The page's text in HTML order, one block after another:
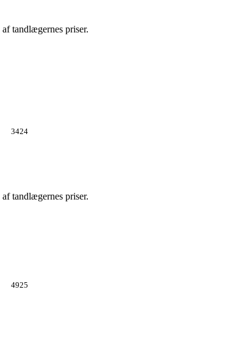
af tandlægernes priser.
3424
af tandlægernes priser.
4925